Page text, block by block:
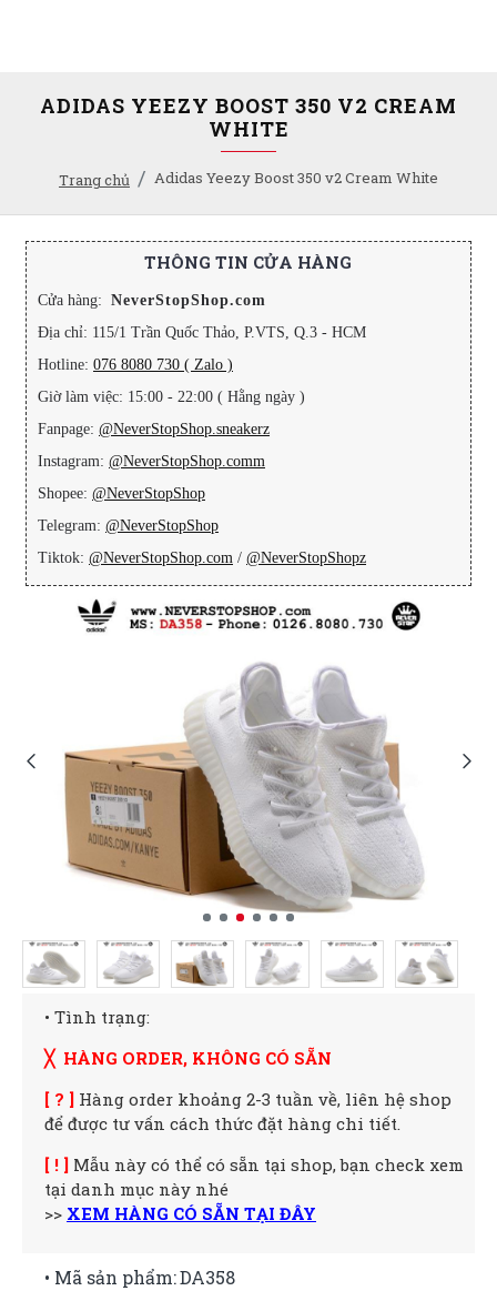
Trang chủ Adidas Yeezy Boost 350 v2 Cream White
ADIDAS YEEZY BOOST 350 V2 CREAM
WHITE
THÔNG TIN CỬA HÀNG
Cửa hàng: NeverStopShop.com
Địa chỉ: 115/1 Trần Quốc Thảo, P.VTS, Q.3 - HCM
Hotline: 076 8080 730 ( Zalo )
Giờ làm việc: 15:00 - 22:00 ( Hằng ngày )
Fanpage: @NeverStopShop.sneakerz
Instagram: @NeverStopShop.comm
Shopee: @NeverStopShop
Telegram: @NeverStopShop
Tiktok: @NeverStopShop.com / @NeverStopShopz
• Tình trạng:
╳ HÀNG ORDER, KHÔNG CÓ SẴN
[ ? ] Hàng order khoảng 2-3 tuần về, liên hệ shop
để được tư vấn cách thức đặt hàng chi tiết.
[ ! ] Mẫu này có thể có sẵn tại shop, bạn check xem
tại danh mục này nhé
>> XEM HÀNG CÓ SẴN TẠI ĐÂY
• Mã sản phẩm:DA358